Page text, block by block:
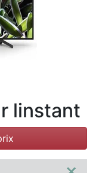
linstant